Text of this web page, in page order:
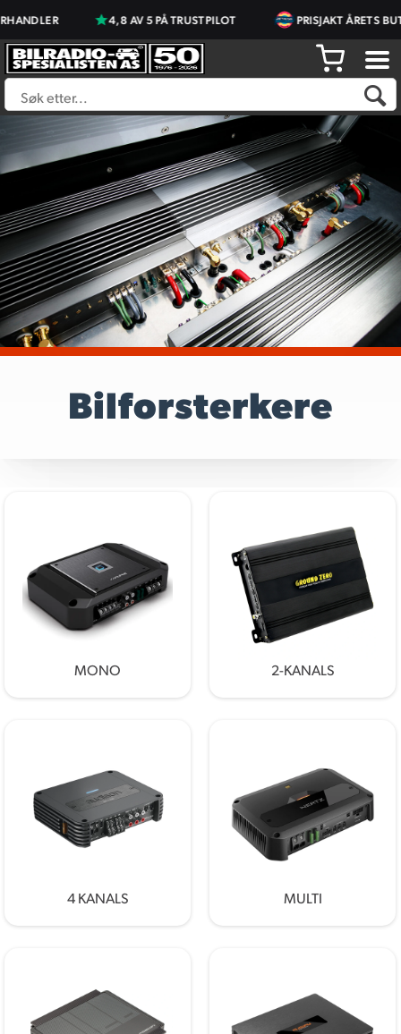
4,8 AV 5 PÅ TRUSTPILOT PRISJAKT ÅRETS BUTIKK
Bilforsterkere
MONO 2-KANALS
4 KANALS MULTI